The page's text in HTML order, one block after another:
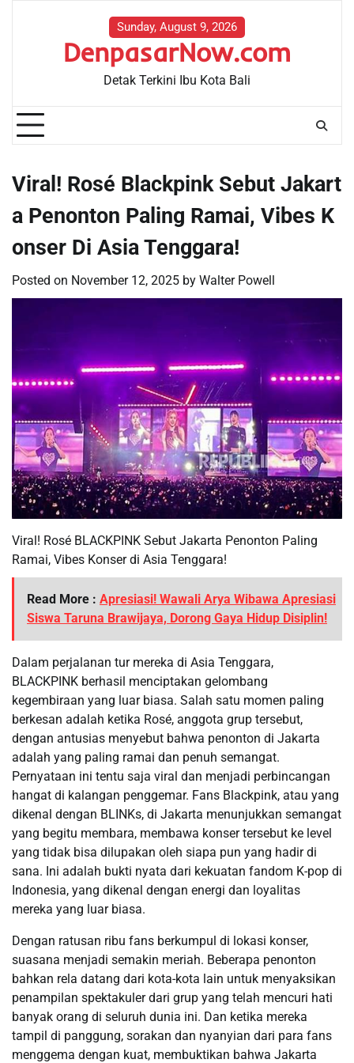
Sunday, August 9, 2026
DenpasarNow.com
Detak Terkini Ibu Kota Bali
Viral! Rosé Blackpink Sebut Jakart
a Penonton Paling Ramai, Vibes K
onser Di Asia Tenggara!
Posted on November 12, 2025 by Walter Powell
Viral! Rosé BLACKPINK Sebut Jakarta Penonton Paling
Ramai, Vibes Konser di Asia Tenggara!
Read More : Apresiasi! Wawali Arya Wibawa Apresiasi
Siswa Taruna Brawijaya, Dorong Gaya Hidup Disiplin!
Dalam perjalanan tur mereka di Asia Tenggara,
BLACKPINK berhasil menciptakan gelombang
kegembiraan yang luar biasa. Salah satu momen paling
berkesan adalah ketika Rosé, anggota grup tersebut,
dengan antusias menyebut bahwa penonton di Jakarta
adalah yang paling ramai dan penuh semangat.
Pernyataan ini tentu saja viral dan menjadi perbincangan
hangat di kalangan penggemar. Fans Blackpink, atau yang
dikenal dengan BLINKs, di Jakarta menunjukkan semangat
yang begitu membara, membawa konser tersebut ke level
yang tidak bisa dilupakan oleh siapa pun yang hadir di
sana. Ini adalah bukti nyata dari kekuatan fandom K-pop di
Indonesia, yang dikenal dengan energi dan loyalitas
mereka yang luar biasa.
Dengan ratusan ribu fans berkumpul di lokasi konser,
suasana menjadi semakin meriah. Beberapa penonton
bahkan rela datang dari kota-kota lain untuk menyaksikan
penampilan spektakuler dari grup yang telah mencuri hati
banyak orang di seluruh dunia ini. Dan ketika mereka
tampil di panggung, sorakan dan nyanyian dari para fans
menggema dengan kuat, membuktikan bahwa Jakarta